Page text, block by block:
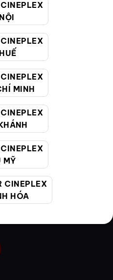
MINH
MỸ
CINEPLEX
HÓA
cá nhân của người tiêu
(Tất cả các ngày bao